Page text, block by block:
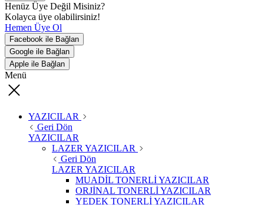
Henüz Üye Değil Misiniz?
Kolayca üye olabilirsiniz!
Hemen Üye Ol
Facebook ile Bağlan
Google ile Bağlan
Apple ile Bağlan
Menü
YAZICILAR
Geri Dön
YAZICILAR
LAZER YAZICILAR
Geri Dön
LAZER YAZICILAR
MUADİL TONERLİ YAZICILAR
ORJİNAL TONERLİ YAZICILAR
YEDEK TONERLİ YAZICILAR